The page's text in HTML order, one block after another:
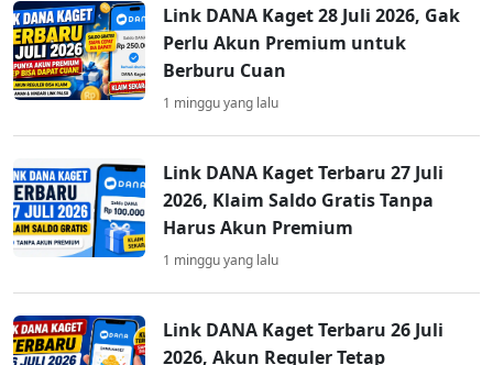
Link DANA Kaget 28 Juli 2026, Gak
Perlu Akun Premium untuk
Berburu Cuan
1 minggu yang lalu
Link DANA Kaget Terbaru 27 Juli
2026, Klaim Saldo Gratis Tanpa
Harus Akun Premium
1 minggu yang lalu
Link DANA Kaget Terbaru 26 Juli
2026, Akun Reguler Tetap